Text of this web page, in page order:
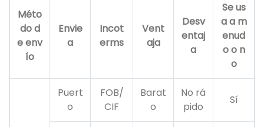
Méto
do d
e env
ío
Envie
a
Incot
erms
Vent
aja
Desv
entaj
a
Se us
a a m
enud
o o n
o
Puert
o
FOB/
CIF
Barat
o
No rá
pido
Sí